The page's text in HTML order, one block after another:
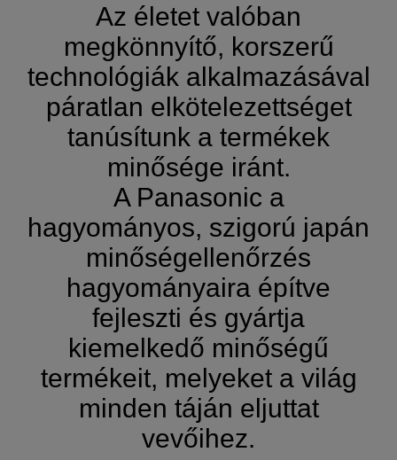
Az életet valóban
megkönnyítő, korszerű
technológiák alkalmazásával
páratlan elkötelezettséget
tanúsítunk a termékek
minősége iránt.
A Panasonic a
hagyományos, szigorú japán
minőségellenőrzés
hagyományaira építve
fejleszti és gyártja
kiemelkedő minőségű
termékeit, melyeket a világ
minden táján eljuttat
vevőihez.